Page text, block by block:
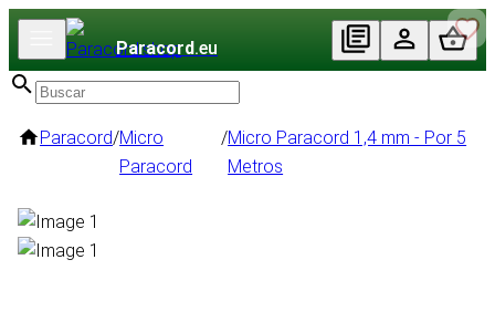
Paracord.eu
Paracord/Micro
Paracord
/Micro Paracord 1,4 mm - Por 5
Metros